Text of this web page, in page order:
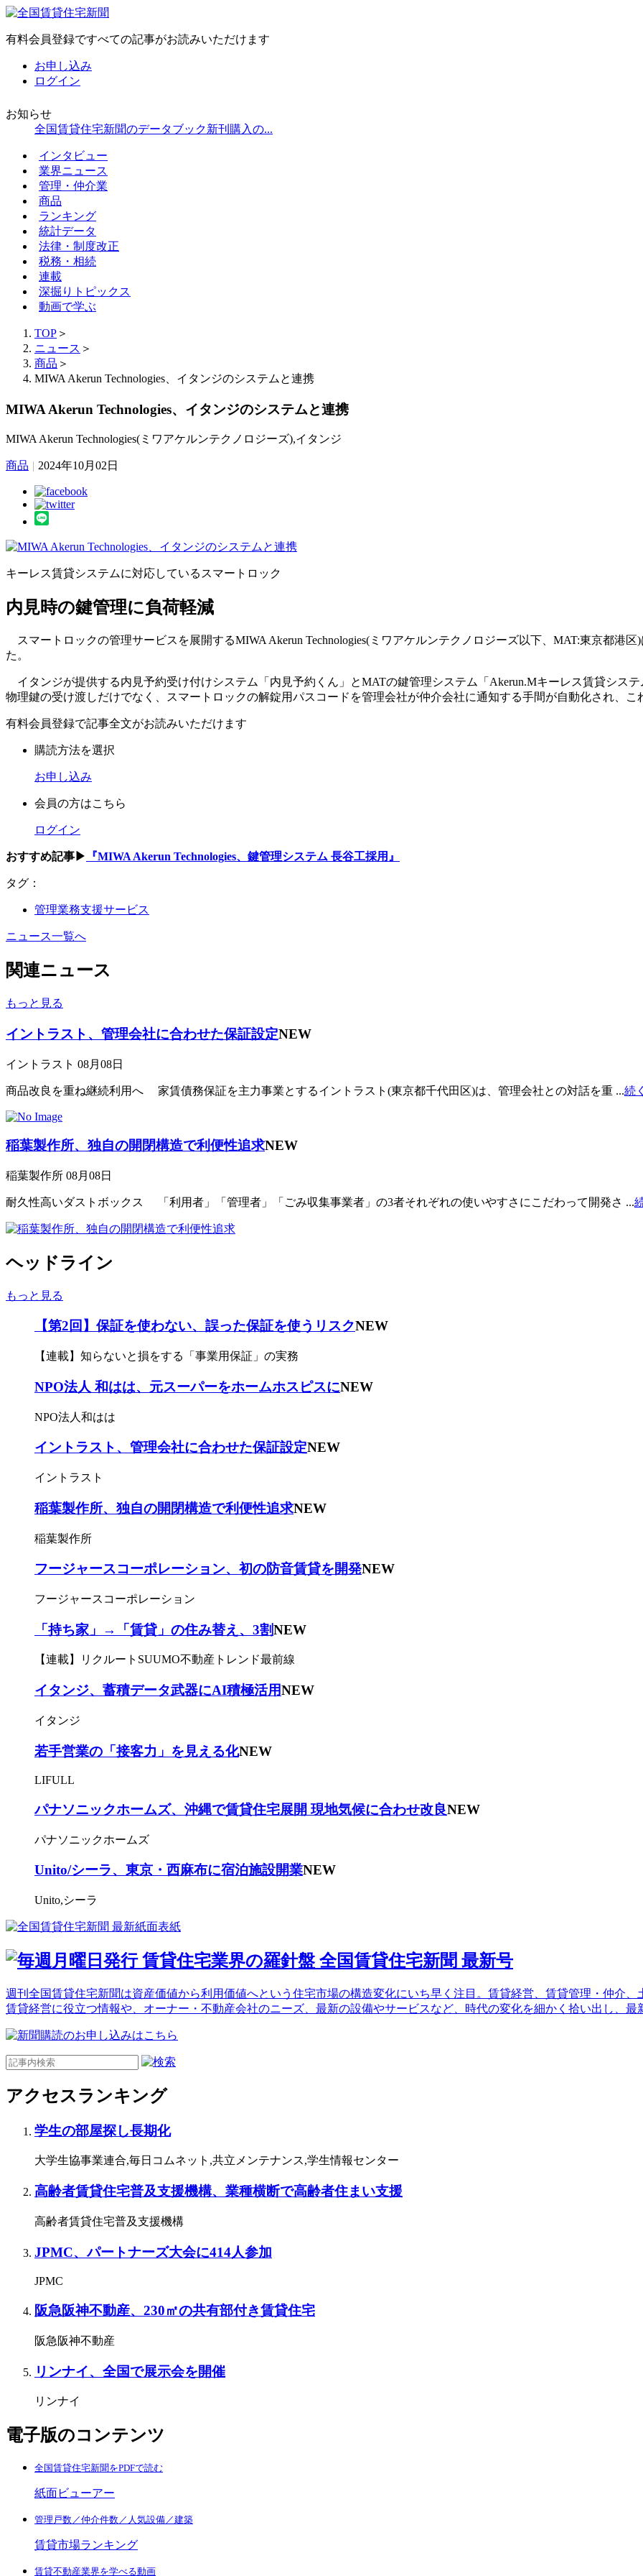
有料会員登録ですべての記事がお読みいただけます
お申し込み
ログイン
お知らせ
全国賃貸住宅新聞のデータブック新刊購入の...
インタビュー
業界ニュース
管理・仲介業
商品
ランキング
統計データ
法律・制度改正
税務・相続
連載
深掘りトピックス
動画で学ぶ
TOP ＞
ニュース ＞
商品 ＞
MIWA Akerun Technologies、イタンジのシステムと連携
MIWA Akerun Technologies、イタンジのシステムと連携
MIWA Akerun Technologies(ミワアケルンテクノロジーズ),イタンジ
商品 | 2024年10月02日
キーレス賃貸システムに対応しているスマートロック
内見時の鍵管理に負荷軽減
スマートロックの管理サービスを展開するMIWA Akerun Technologies(ミワアケルンテクノロジーズ以下、MAT:東京都港
た。
イタンジが提供する内見予約受け付けシステム「内見予約くん」とMATの鍵管理システム「Akerun.Mキーレス賃貸シス
物理鍵の受け渡しだけでなく、スマートロックの解錠用パスコードを管理会社が仲介会社に通知する手間が自動化され、
有料会員登録で記事全文がお読みいただけます
購読方法を選択
お申し込み
会員の方はこちら
ログイン
おすすめ記事▶ 『MIWA Akerun Technologies、鍵管理システム 長谷工採用』
タグ：
管理業務支援サービス
ニュース一覧へ
関連ニュース
もっと見る
イントラスト、管理会社に合わせた保証設定NEW
イントラスト 08月08日
商品改良を重ね継続利用へ 家賃債務保証を主力事業とするイントラスト(東京都千代田区)は、管理会社との対話を重 ...続
稲葉製作所、独自の開閉構造で利便性追求NEW
稲葉製作所 08月08日
耐久性高いダストボックス 「利用者」「管理者」「ごみ収集事業者」の3者それぞれの使いやすさにこだわって開発さ ...
ヘッドライン
もっと見る
【第2回】保証を使わない、誤った保証を使うリスクNEW
【連載】知らないと損をする「事業用保証」の実務
NPO法人 和はは、元スーパーをホームホスピスにNEW
NPO法人和はは
イントラスト、管理会社に合わせた保証設定NEW
イントラスト
稲葉製作所、独自の開閉構造で利便性追求NEW
稲葉製作所
フージャースコーポレーション、初の防音賃貸を開発NEW
フージャースコーポレーション
「持ち家」→「賃貸」の住み替え、3割NEW
【連載】リクルートSUUMO不動産トレンド最前線
イタンジ、蓄積データ武器にAI積極活用NEW
イタンジ
若手営業の「接客力」を見える化NEW
LIFULL
パナソニックホームズ、沖縄で賃貸住宅展開 現地気候に合わせ改良NEW
パナソニックホームズ
Unito/シーラ、東京・西麻布に宿泊施設開業NEW
Unito,シーラ
週刊全国賃貸住宅新聞は資産価値から利用価値へという住宅市場の構造変化にいち早く注目。賃貸経営、賃貸管理・仲介
賃貸経営に役立つ情報や、オーナー・不動産会社のニーズ、最新の設備やサービスなど、時代の変化を細かく拾い出し、最
アクセスランキング
学生の部屋探し長期化
大学生協事業連合,毎日コムネット,共立メンテナンス,学生情報センター
高齢者賃貸住宅普及支援機構、業種横断で高齢者住まい支援
高齢者賃貸住宅普及支援機構
JPMC、パートナーズ大会に414人参加
JPMC
阪急阪神不動産、230㎡の共有部付き賃貸住宅
阪急阪神不動産
リンナイ、全国で展示会を開催
リンナイ
電子版のコンテンツ
全国賃貸住宅新聞をPDFで読む
紙面ビューアー
管理戸数／仲介件数／人気設備／建築
賃貸市場ランキング
賃貸不動産業界を学べる動画